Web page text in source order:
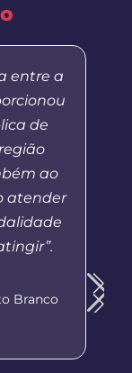
entre a
de
ao
atender
Branco